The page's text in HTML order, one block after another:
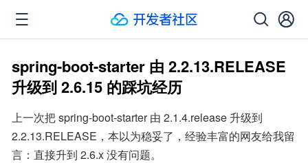
spring-boot-starter 由 2.2.13.RELEASE
升级到 2.6.15 的踩坑经历
上一次把 spring-boot-starter 由 2.1.4.release 升级到
2.2.13.RELEASE，本以为稳妥了，经验丰富的网友给我留
言：直接升到 2.6.x 没有问题。